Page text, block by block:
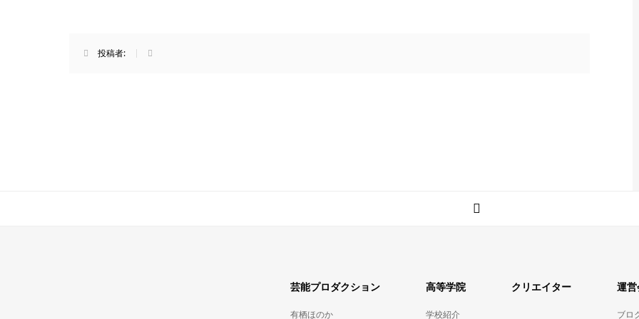
投稿者:
芸能プロダクション
有栖ほのか
高等学院
学校紹介
クリエイター 運
ブロ